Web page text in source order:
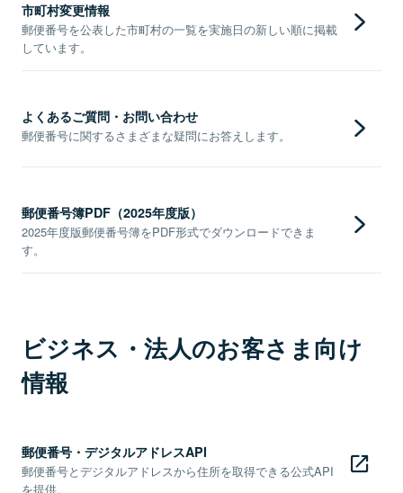
市町村変更情報
郵便番号を公表した市町村の一覧を実施日の新しい順に掲載
しています。
よくあるご質問・お問い合わせ
郵便番号に関するさまざまな疑問にお答えします。
郵便番号簿PDF（2025年度版）
2025年度版郵便番号簿をPDF形式でダウンロードできま
す。
ビジネス・法人のお客さま向け
情報
郵便番号・デジタルアドレスAPI
郵便番号とデジタルアドレスから住所を取得できる公式API
を提供。